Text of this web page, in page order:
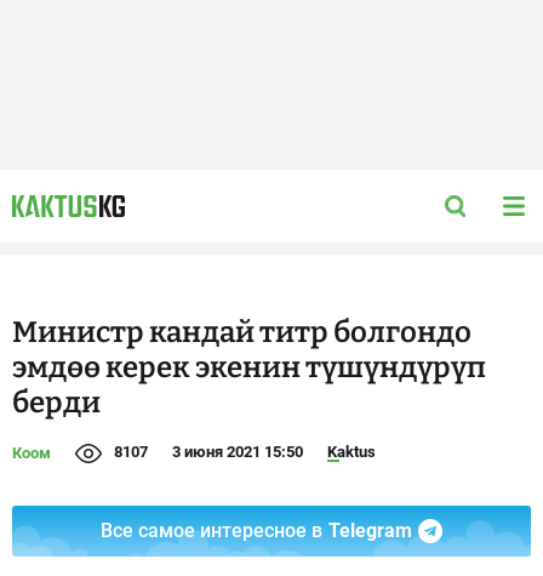
Министр кандай титр болгондо
эмдөө керек экенин түшүндүрүп
берди
Коом 8107 3 июня 2021 15:50 Kaktus
Все самое интересное в Telegram